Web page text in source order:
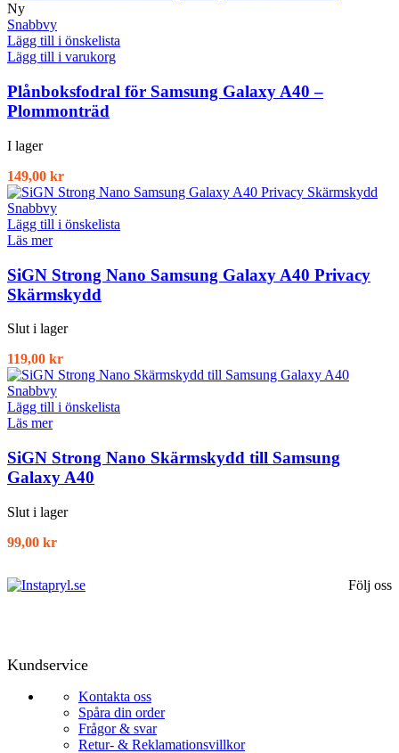
Ny
Snabbvy
Lägg till i önskelista
Lägg till i varukorg
Plånboksfodral för Samsung Galaxy A40 –
Plommonträd
I lager
149,00 kr
Snabbvy
Lägg till i önskelista
Läs mer
SiGN Strong Nano Samsung Galaxy A40 Privacy
Skärmskydd
Slut i lager
119,00 kr
Snabbvy
Lägg till i önskelista
Läs mer
SiGN Strong Nano Skärmskydd till Samsung
Galaxy A40
Slut i lager
99,00 kr
Följ oss
Kundservice
Kontakta oss
Spåra din order
Frågor & svar
Retur- & Reklamationsvillkor